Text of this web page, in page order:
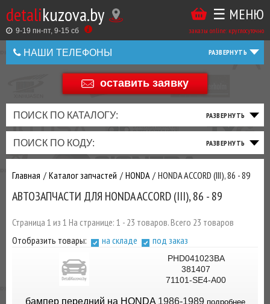
detalikuzova.by
9-19 пн-пт, 9-15 cб заказы online: круглосуточно
☰ МЕНЮ
НАШИ ТЕЛЕФОНЫ
+375 44 586 05 44
оставить заявку
ПОИСК ПО КАТАЛОГУ:
ПОИСК ПО КОДУ:
Главная Каталог запчастей HONDA HONDA ACCORD (III), 86 - 89
АВТОЗАПЧАСТИ ДЛЯ HONDA ACCORD (III), 86 - 89
Страница 1 из 1 На странице: 1 - 23 товаров. Всего 23 товаров
Отобразить товары:
на складе под заказ
PHD041023BA
381407
71101-SE4-A00
бампер передний на HONDA 1986-1989 подробнее
Купить
в
1
Беларусь
+375
+375
ТАКЖЕ
ВЫ
МОЖЕТЕ
У
ЗАКАЗАТЬ
ТО
ФИЛЬТРА
ТОРМОЗНАЯ
СИСТЕМА
ПОДВЕСКА
РУЛЕВОЕ
ТРАНСМИССИЯ
ПРИВОД
ДВИГАТЕЛЬ
ВЫХЛОП
ЭЛЕКТРИКА
ОСВЕЩЕНИЕ
РАСХОДНИКИ,
ЗАПЧАСТИ К
ЗАКАЗУ ЧЕРЕЗ